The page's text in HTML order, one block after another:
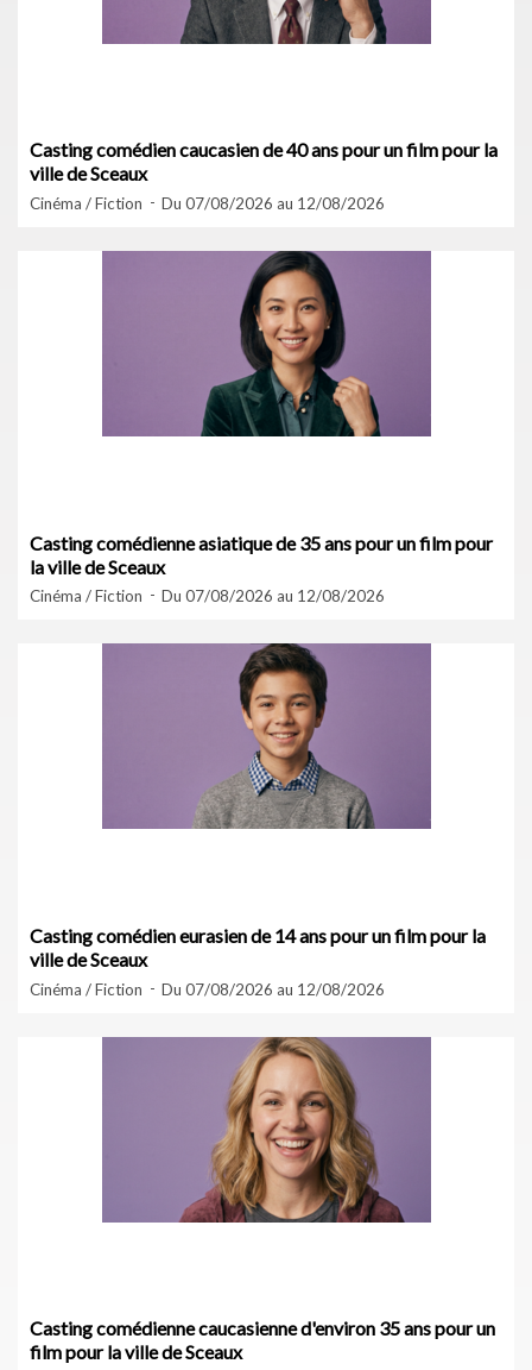
Casting comédien caucasien de 40 ans pour un film pour la
ville de Sceaux
Cinéma / Fiction Du 07/08/2026 au 12/08/2026
Casting comédienne asiatique de 35 ans pour un film pour
la ville de Sceaux
Cinéma / Fiction Du 07/08/2026 au 12/08/2026
Casting comédien eurasien de 14 ans pour un film pour la
ville de Sceaux
Cinéma / Fiction Du 07/08/2026 au 12/08/2026
Casting comédienne caucasienne d'environ 35 ans pour un
film pour la ville de Sceaux